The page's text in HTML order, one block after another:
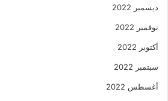
ديسمبر 2022
نوفمبر 2022
أكتوبر 2022
سبتمبر 2022
أغسطس 2022